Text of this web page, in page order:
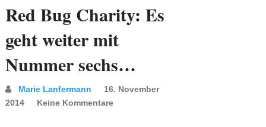
Red Bug Charity: Es
geht weiter mit
Nummer sechs…
Marie Lanfermann
16. November
2014
Keine Kommentare